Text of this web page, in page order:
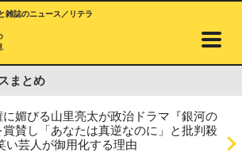
雑誌のニュース／リテラ
まとめ
に媚びる山里亮太が政治ドラマ『銀河の
賞賛し「あなたは真逆なのに」と批判殺
い芸人が御用化する理由